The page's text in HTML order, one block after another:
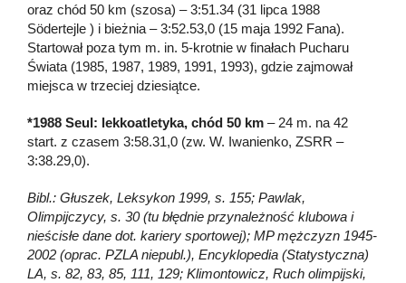
oraz chód 50 km (szosa) – 3:51.34 (31 lipca 1988
Södertejle ) i bieżnia – 3:52.53,0 (15 maja 1992 Fana).
Startował poza tym m. in. 5-krotnie w finałach Pucharu
Świata (1985, 1987, 1989, 1991, 1993), gdzie zajmował
miejsca w trzeciej dziesiątce.
*1988 Seul: lekkoatletyka, chód 50 km – 24 m. na 42
start. z czasem 3:58.31,0 (zw. W. Iwanienko, ZSRR –
3:38.29,0).
Bibl.: Głuszek, Leksykon 1999, s. 155; Pawlak,
Olimpijczycy, s. 30 (tu błędnie przynależność klubowa i
nieścisłe dane dot. kariery sportowej); MP mężczyzn 1945-
2002 (oprac. PZLA niepubl.), Encyklopedia (Statystyczna)
LA, s. 82, 83, 85, 111, 129; Klimontowicz, Ruch olimpijski,